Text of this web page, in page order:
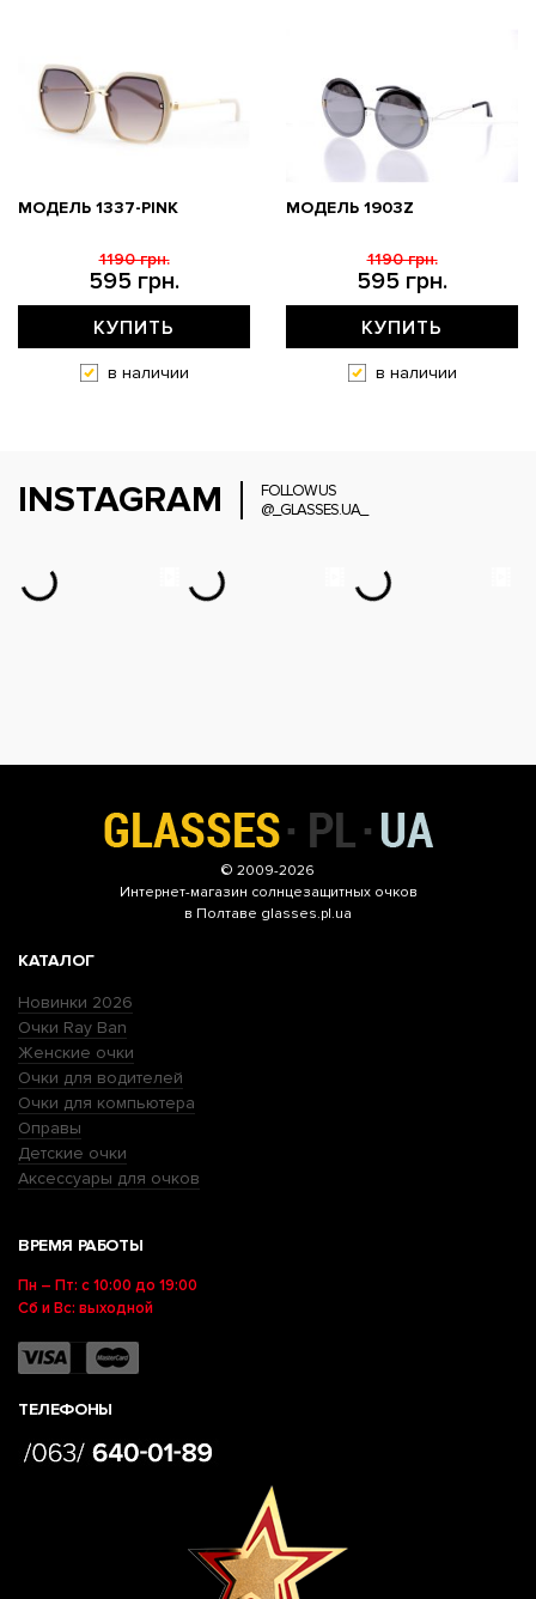
МОДЕЛЬ 1337-PINK
595 грн.
1190 грн.
КУПИТЬ
в наличии
МОДЕЛЬ 1903Z
595 грн.
1190 грн.
КУПИТЬ
в наличии
INSTAGRAM
FOLLOW US
@_GLASSES.UA_
© 2009-2026
Интернет-магазин солнцезащитных очков
в Полтаве glasses.pl.ua
КАТАЛОГ
Новинки 2026
Очки Ray Ban
Женские очки
Очки для водителей
Очки для компьютера
Оправы
Детские очки
Аксессуары для очков
ВРЕМЯ РАБОТЫ
Пн – Пт: с 10:00 до 19:00
Сб и Вс: выходной
ТЕЛЕФОНЫ